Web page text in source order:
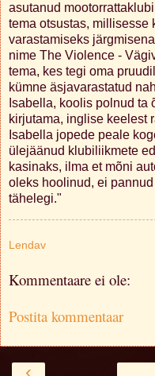
asutanud
tema otsustas, millisesse
varastamiseks
nime The Violence -
tema, kes tegi oma
kümne äsjavarastatud
Isabella, koolis polnud ta
kirjutama, inglise keelest
Isabella jopede peale
ülejäänud klubiliikmete
kasinaks, ilma et mõni
oleks hoolinud, ei
tähelegi."
Lendav
Kommentaare ei ole:
Postita kommentaar
‹